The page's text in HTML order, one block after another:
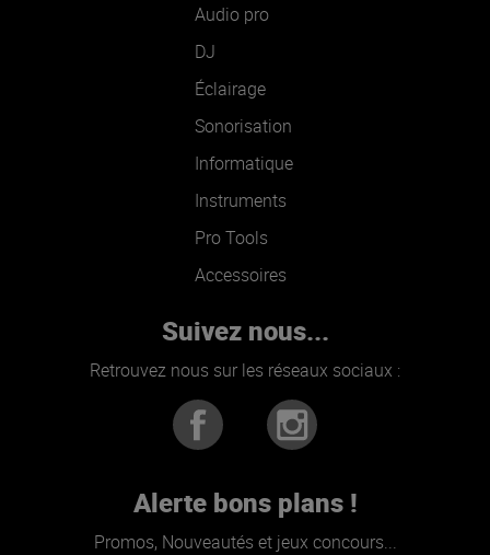
Audio pro
DJ
Éclairage
Sonorisation
Informatique
Instruments
Pro Tools
Accessoires
Suivez nous...
Retrouvez nous sur les réseaux sociaux :
Alerte bons plans !
Promos, Nouveautés et jeux concours...